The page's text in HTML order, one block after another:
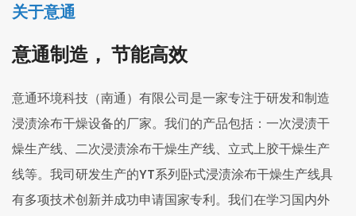
关于意通
意通制造， 节能高效
意通环境科技（南通）有限公司是一家专注于研发和制造
浸渍涂布干燥设备的厂家。我们的产品包括：一次浸渍干
燥生产线、二次浸渍涂布干燥生产线、立式上胶干燥生产
线等。我司研发生产的YT系列卧式浸渍涂布干燥生产线具
有多项技术创新并成功申请国家专利。我们在学习国内外